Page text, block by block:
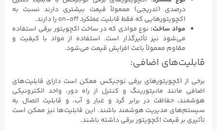
درصدی (تدریجی) معمولاً قیمت بیشتری دارند نسبت به
اکچویتورهایی که فقط قابلیت عملکرد on-off را دارند.
مواد ساخت: نوع موادی که در ساخت اکچویتور برقی استفاده
می‌شود نیز تأثیرگذار است. استفاده از مواد با کیفیت و
مقاوم معمولاً باعث افزایش قیمت می‌شود.
قابلیت‌های اضافی:
برخی از اکچویتورهای برقی نوجیکس ممکن است دارای قابلیت‌های
اضافی مانند مانیتورینگ و کنترل از راه دور، واحد الکترونیکی
هوشمند، حفاظت در برابر گرد و غبار و آب، و قابلیت اتصال به
سیستم‌های مدیریت هوشمند باشند. این قابلیت‌ها نیز ممکن است
تأثیری بر قیمت اکچویتور برقی داشته باشند.